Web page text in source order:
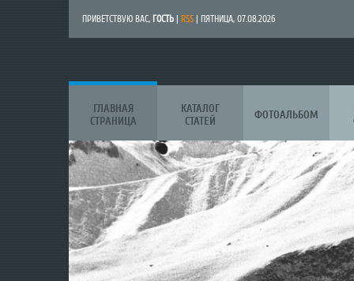
ПРИВЕТСТВУЮ ВАС, ГОСТЬ RSS | ПЯТНИЦА, 07.08.2026
ГЛАВНАЯ
СТРАНИЦА
КАТАЛОГ
СТАТЕЙ
ФОТОАЛЬБОМ